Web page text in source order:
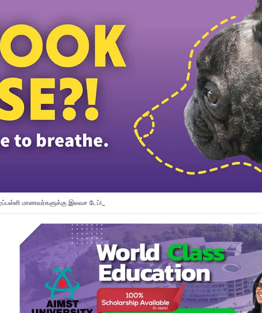
மாணவர்களுக்கு இலவச டேப்லெட்கள்; 28 பள்ளிகளில் புதிய டிஜிட்டல் கல்வி முயற்சி